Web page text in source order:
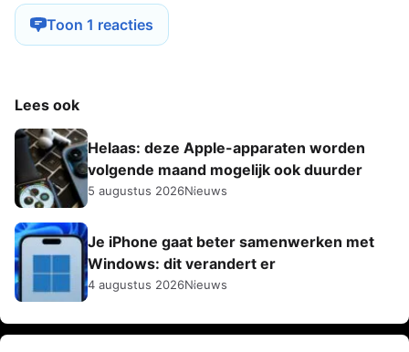
Toon 1 reacties
Lees ook
Helaas: deze Apple-apparaten worden
volgende maand mogelijk ook duurder
5 augustus 2026Nieuws
Je iPhone gaat beter samenwerken met
Windows: dit verandert er
4 augustus 2026Nieuws